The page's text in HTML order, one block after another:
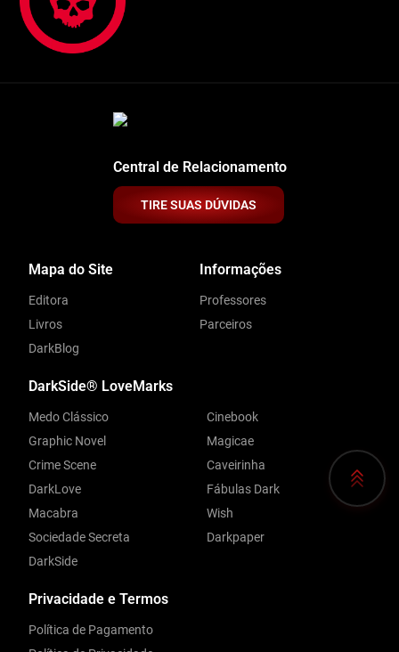
Central de Relacionamento
TIRE SUAS DÚVIDAS
Privacidade e Termos
Política de Pagamento
Mapa do Site
Editora
Livros
DarkBlog
Informações
Professores
Parceiros
DarkSide® LoveMarks
Medo Clássico
Graphic Novel
Crime Scene
DarkLove
Macabra
Sociedade Secreta
DarkSide
Cinebook
Magicae
Caveirinha
Fábulas Dark
Wish
Darkpaper